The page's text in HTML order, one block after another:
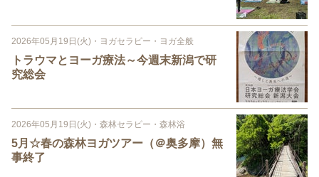
2026年05月19日(火) ・ ヨガセラピー・ヨガ全般
トラウマとヨーガ療法～今週末新潟で研
究総会
2026年05月19日(火) ・ 森林セラピー・森林浴
5月☆春の森林ヨガツアー（＠奥多摩）無
事終了